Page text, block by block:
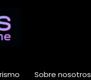
Sobre nosotros